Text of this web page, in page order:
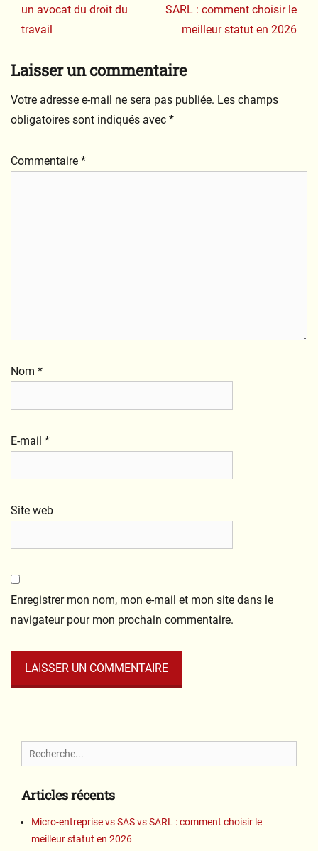
post:
un avocat du droit du
travail
post:
SARL : comment choisir le
meilleur statut en 2026
Laisser un commentaire
Votre adresse e-mail ne sera pas publiée. Les champs
obligatoires sont indiqués avec *
Commentaire *
Nom *
E-mail *
Site web
Enregistrer mon nom, mon e-mail et mon site dans le
navigateur pour mon prochain commentaire.
Search
for:
Articles récents
Micro-entreprise vs SAS vs SARL : comment choisir le
meilleur statut en 2026